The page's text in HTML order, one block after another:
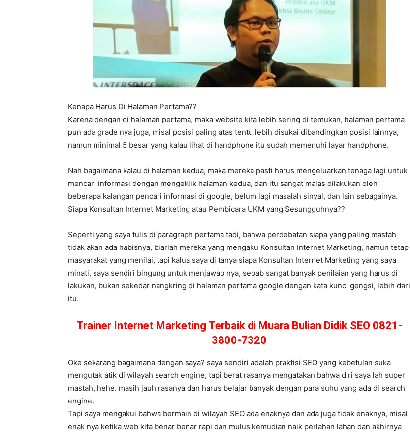
Kenapa Harus Di Halaman Pertama??
Karena dengan di halaman pertama, maka website kita lebih sering di temukan, halaman pertama
pun ada grade nya juga, misal posisi paling atas tentu lebih disukai dibandingkan posisi lainnya,
namun minimal 5 besar yang kalau lihat di handphone itu sudah memenuhi layar handphone.
Nah bagaimana kalau di halaman kedua, maka mereka pasti harus mengeluarkan tenaga lagi untuk
mencari informasi dengan mengeklik halaman kedua, dan itu sangat malas dilakukan oleh
beberapa kalangan pencari informasi di google, belum lagi masalah sinyal, dan lain sebagainya.
Siapa Konsultan Internet Marketing atau Pembicara UKM yang Sesungguhnya??
Seperti yang saya tulis di paragraph pertama tadi, bahwa perdebatan siapa yang paling mastah
tidak akan ada habisnya, biarlah mereka yang mengaku Konsultan Internet Marketing, namun tetap
masyarakat yang menilai, tapi kalua saya di tanya siapa Konsultan Internet Marketing yang saya
minati, saya sendiri bingung untuk menjawab nya, sebab sangat banyak penilaian yang harus di
lakukan, bukan sekedar nangkring di halaman pertama google dengan kata kunci gengsi, lebih dari
itu.
Trainer Internet Marketing Terbaik di Muara Bulian Didik SEO 0821-
3800-7320
Oke sekarang bagaimana dengan saya? saya sendiri adalah praktisi SEO yang kebetulan suka
mengutak atik di wilayah search engine, tapi berat rasanya mengatakan bahwa diri saya lah super
mastah, hehe. masih jauh rasanya dan harus belajar banyak dengan para suhu yang ada di search
engine.
Tapi saya mengakui bahwa bermain di wilayah SEO ada enaknya dan ada juga tidak enaknya, misal
enak nya ketika web kita benar benar rapi dan mulus kemudian naik perlahan lahan dan akhirnya